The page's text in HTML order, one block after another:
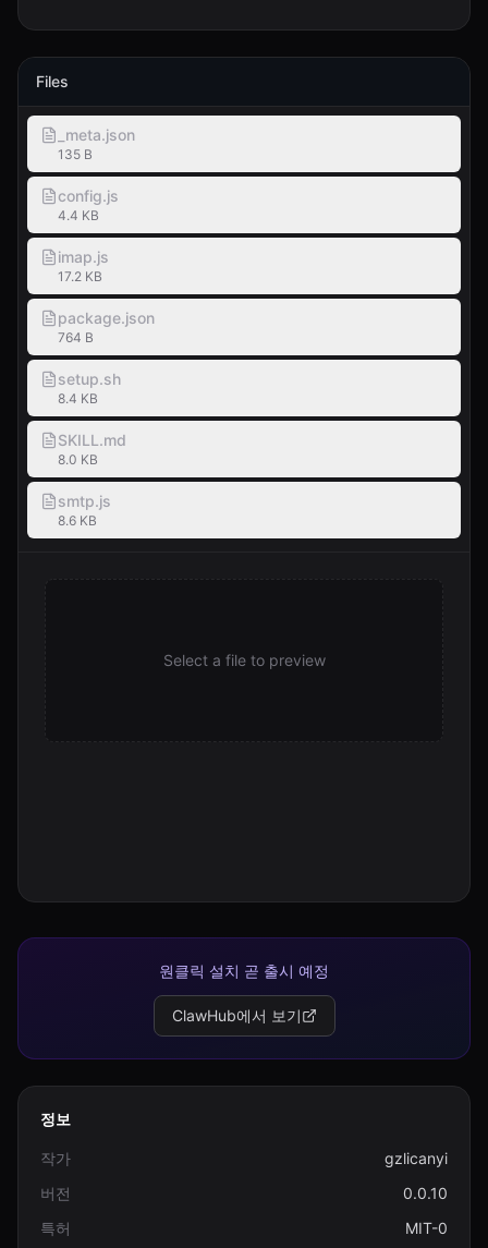
Files
_meta.json
135 B
config.js
4.4 KB
imap.js
17.2 KB
package.json
764 B
setup.sh
8.4 KB
SKILL.md
8.0 KB
smtp.js
8.6 KB
Select a file to preview
원클릭 설치 곧 출시 예정
ClawHub에서 보기
정보
작가
gzlicanyi
버전
0.0.10
특허
MIT-0